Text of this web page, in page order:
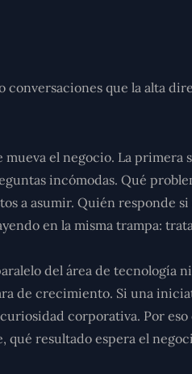
conversaciones que la alta
el negocio. La primera
incómodas. Qué
a asumir. Quién responde
en la misma trampa:
del área de tecnología
de crecimiento. Si una
corporativa. Por
resultado espera el